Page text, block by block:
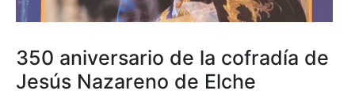
350 aniversario de la cofradía de
Jesús Nazareno de Elche